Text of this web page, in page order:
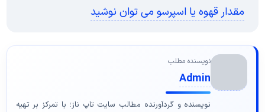
مقدار قهوه یا اسپرسو می توان نوشید
نویسنده مطلب
Admin
نویسنده و گردآورنده مطالب سایت تاپ ناز؛ با تمرکز بر تهیه